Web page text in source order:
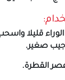
قليلا
صغير.
القطرة.